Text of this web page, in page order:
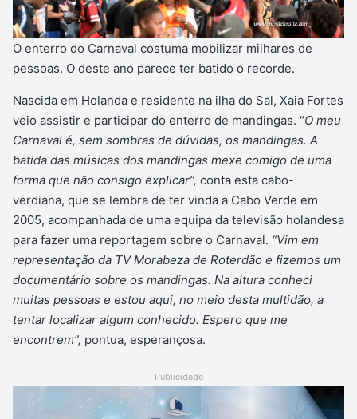
O enterro do Carnaval costuma mobilizar milhares de
pessoas. O deste ano parece ter batido o recorde.
Nascida em Holanda e residente na ilha do Sal, Xaia Fortes
veio assistir e participar do enterro de mandingas. “O meu
Carnaval é, sem sombras de dúvidas, os mandingas. A
batida das músicas dos mandingas mexe comigo de uma
forma que não consigo explicar”, conta esta cabo-
verdiana, que se lembra de ter vinda a Cabo Verde em
2005, acompanhada de uma equipa da televisão holandesa
para fazer uma reportagem sobre o Carnaval. “Vim em
representação da TV Morabeza de Roterdão e fizemos um
documentário sobre os mandingas. Na altura conheci
muitas pessoas e estou aqui, no meio desta multidão, a
tentar localizar algum conhecido. Espero que me
encontrem”, pontua, esperançosa.
Publicidade